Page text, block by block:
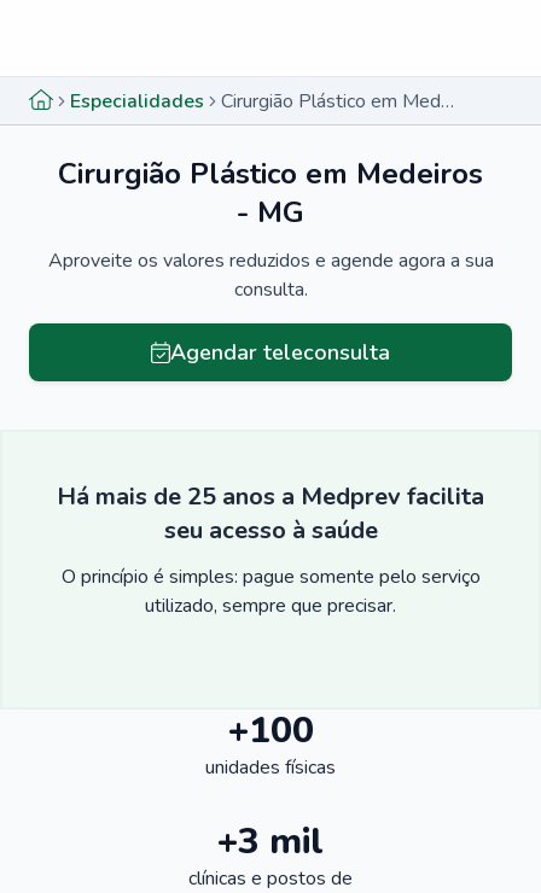
Especialidades Cirurgião Plástico em Medeiros - MG
Cirurgião Plástico em Medeiros
- MG
Aproveite os valores reduzidos e agende agora a sua
consulta.
Agendar teleconsulta
Há mais de 25 anos a Medprev facilita
seu acesso à saúde
O princípio é simples: pague somente pelo serviço
utilizado, sempre que precisar.
+100
unidades físicas
+3 mil
clínicas e postos de